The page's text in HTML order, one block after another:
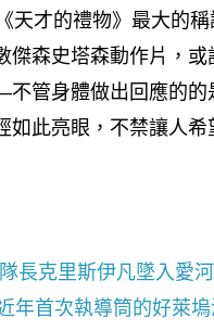
天才的禮物》最大的
傑森史塔森動作片，
管身體做出回應的的
如此亮眼，不禁讓人
長克里斯伊凡墜入愛河
年首次執導筒的好萊塢